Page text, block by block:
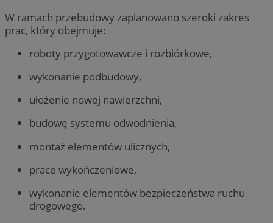
W ramach przebudowy zaplanowano szeroki zakres
prac, który obejmuje:
roboty przygotowawcze i rozbiórkowe,
wykonanie podbudowy,
ułożenie nowej nawierzchni,
budowę systemu odwodnienia,
montaż elementów ulicznych,
prace wykończeniowe,
wykonanie elementów bezpieczeństwa ruchu
drogowego.